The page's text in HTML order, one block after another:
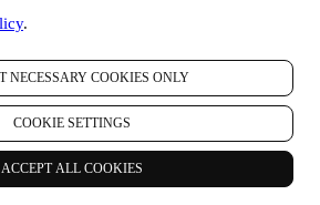
.
NECESSARY COOKIES ONLY
COOKIE SETTINGS
ACCEPT ALL COOKIES
web), le enviaremos comunicaciones de
Le Creuset promovidas por sus filiales del
y socios locales, también dependiendo de
comunicaremos con usted por correo
redes sociales, pero también mediante
Dichas comunicaciones se
productos de Le Creuset o con las nuevas
eventos exclusivos, concursos,